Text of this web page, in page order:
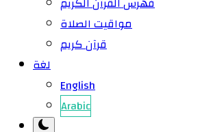
مواقيت الصلاة
قرآن كريم
لغة
English
Arabic